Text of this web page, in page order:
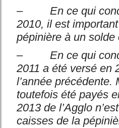
– En ce qui
2010, il est
pépinière à un
– En ce qui
2011 a été versé en
l’année
toutefois été payés
2013 de l’Agglo
caisses de la